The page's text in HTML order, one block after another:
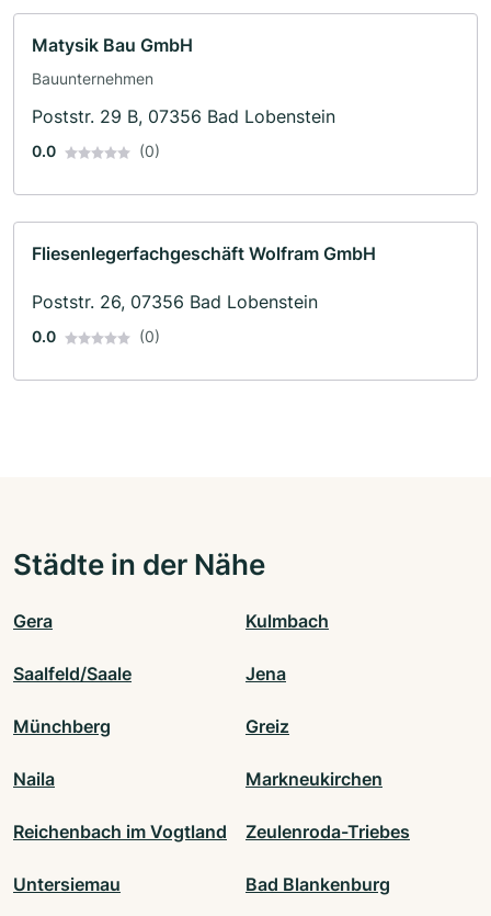
Matysik Bau GmbH
Bauunternehmen
Poststr. 29 B, 07356 Bad Lobenstein
0.0 (0)
Fliesenlegerfachgeschäft Wolfram GmbH
Poststr. 26, 07356 Bad Lobenstein
0.0 (0)
Städte in der Nähe
Gera Kulmbach
Saalfeld/Saale Jena
Münchberg Greiz
Naila Markneukirchen
Reichenbach im Vogtland Zeulenroda-Triebes
Untersiemau Bad Blankenburg